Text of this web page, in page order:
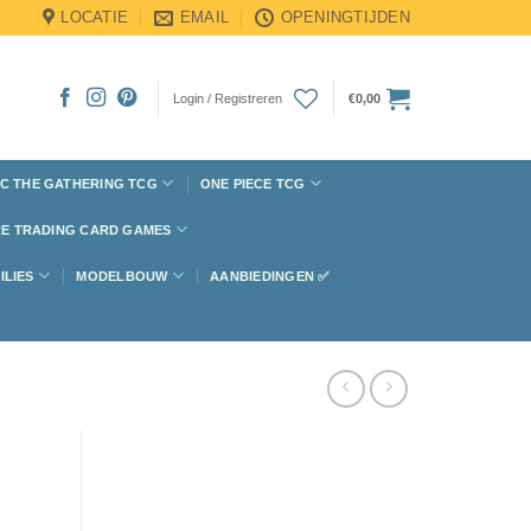
LOCATIE EMAIL OPENINGTIJDEN
Login / Registreren €0,00
THE GATHERING TCG ONE PIECE TCG
TRADING CARD GAMES
MODELBOUW AANBIEDINGEN ✅